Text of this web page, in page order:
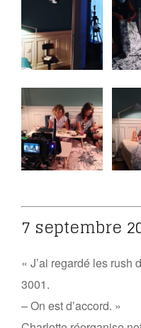
7 septembre
« J’ai regardé les
3001.
– On est d’accord. »